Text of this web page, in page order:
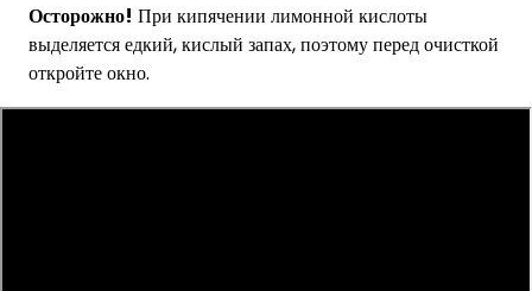
Осторожно! При кипячении лимонной кислоты
выделяется едкий, кислый запах, поэтому перед очисткой
откройте окно.